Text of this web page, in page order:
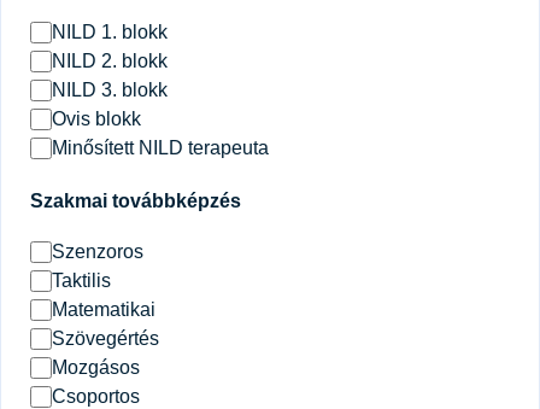
NILD 1. blokk
NILD 2. blokk
NILD 3. blokk
Ovis blokk
Minősített NILD terapeuta
Szakmai továbbképzés
Szenzoros
Taktilis
Matematikai
Szövegértés
Mozgásos
Csoportos